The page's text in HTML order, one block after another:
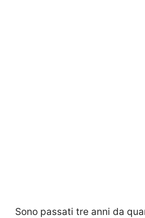
Sono passati tre anni da